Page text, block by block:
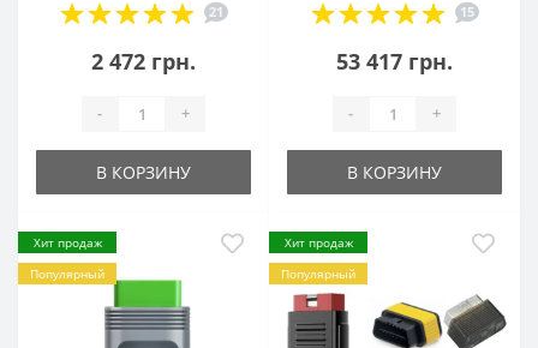
21
2 472 грн.
- +
В КОРЗИНУ
15
53 417 грн.
- +
В КОРЗИНУ
Хит продаж
Популярный
Хит продаж
Популярный